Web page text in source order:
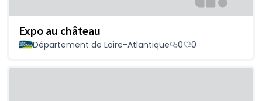
Expo au château
Département de Loire-Atlantique 0 0